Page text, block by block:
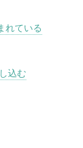
れている
込む